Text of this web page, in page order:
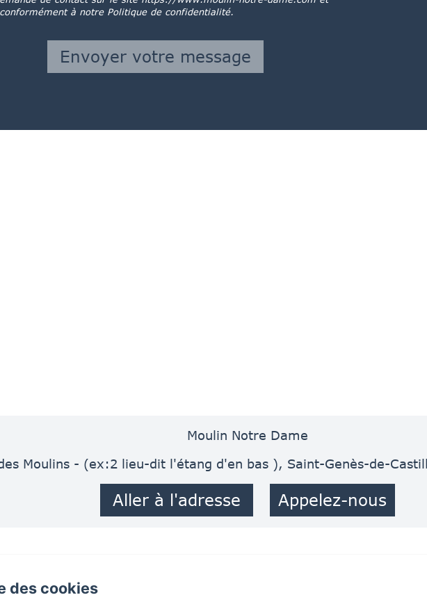
à notre Politique de confidentialité.
Moulin Notre Dame
Moulins - (ex:2 lieu-dit l'étang d'en bas ), Saint-Genès-de-
Aller à l'adresse Appelez-nous
des cookies